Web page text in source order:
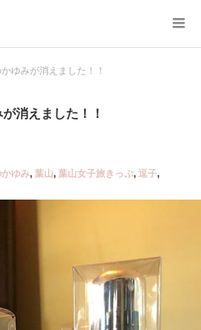
ゆみが消えました！！
消えました！！
ゆみ, 葉山, 葉山女子旅きっぷ, 逗子,